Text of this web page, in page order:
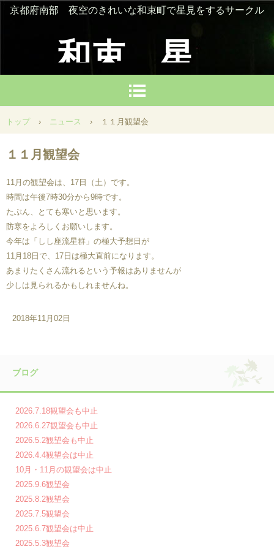
和束 星
を楽しむ
会
京都府南部 夜空のきれいな和束町で星見をするサークル
トップ › ニュース › １１月観望会
１１月観望会
11月の観望会は、17日（土）です。
時間は午後7時30分から9時です。
たぶん、とても寒いと思います。
防寒をよろしくお願いします。
今年は「しし座流星群」の極大予想日が
11月18日で、17日は極大直前になります。
あまりたくさん流れるという予報はありませんが
少しは見られるかもしれませんね。
2018年11月02日
ブログ
2026.7.18観望会も中止
2026.6.27観望会も中止
2026.5.2観望会も中止
2026.4.4観望会は中止
10月・11月の観望会は中止
2025.9.6観望会
2025.8.2観望会
2025.7.5観望会
2025.6.7観望会は中止
2025.5.3観望会